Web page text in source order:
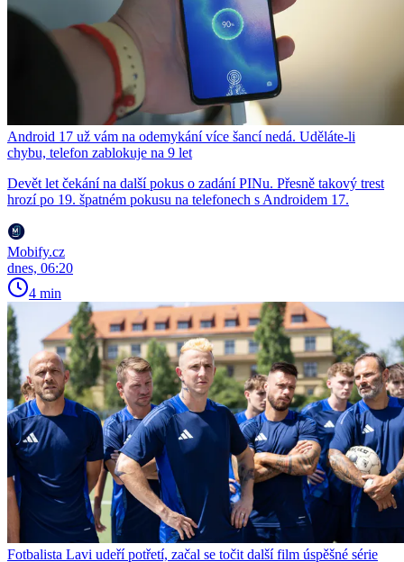
Android 17 už vám na odemykání více šancí nedá. Uděláte-li
chybu, telefon zablokuje na 9 let
Devět let čekání na další pokus o zadání PINu. Přesně takový trest
hrozí po 19. špatném pokusu na telefonech s Androidem 17.
Mobify.cz
dnes, 06:20
4 min
Fotbalista Lavi udeří potřetí, začal se točit další film úspěšné série